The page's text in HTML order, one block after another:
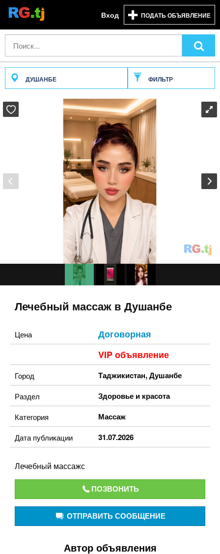
Вход ПОДАТЬ ОБЪЯВЛЕНИЕ
ДУШАНБЕ ФИЛЬТР
Лечебный массаж в Душанбе
Цена
Договорная
VIP объявление
Город Таджикистан,Душанбе
Раздел Здоровье и красота
Категория Массаж
Дата публикации 31.07.2026
Лечебный массажс
ПОЗВОНИТЬ
ОТПРАВИТЬ СООБЩЕНИЕ
Автор объявления